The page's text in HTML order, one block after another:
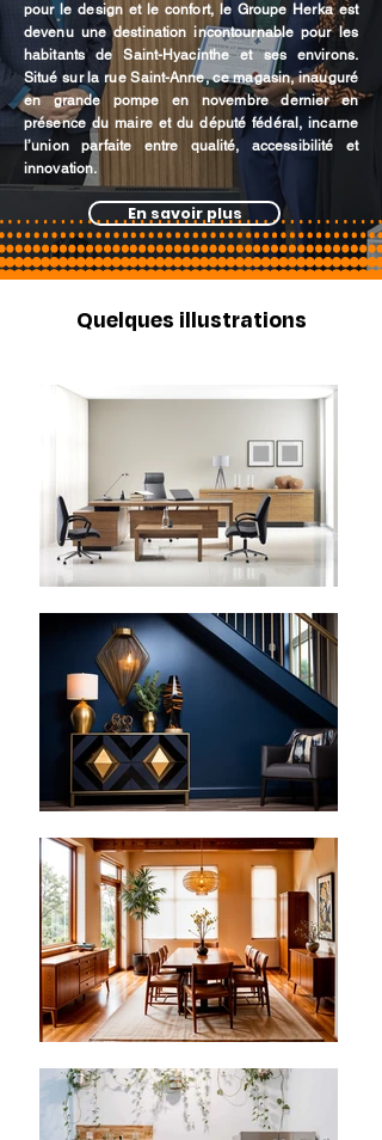
pour le design et le confort, le Groupe Herka est
devenu une destination incontournable pour les
habitants de Saint-Hyacinthe et ses environs.
Situé sur la rue Saint-Anne, ce magasin, inauguré
en grande pompe en novembre dernier en
présence du maire et du député fédéral, incarne
l’union parfaite entre qualité, accessibilité et
innovation.
En savoir plus
Quelques illustrations